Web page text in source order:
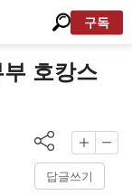
구독
호캉스
답글쓰기